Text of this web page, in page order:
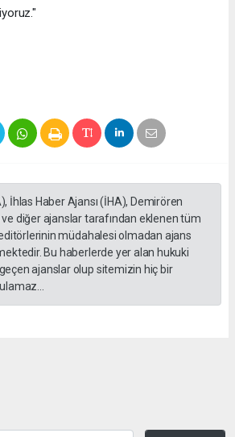
İhlas Haber Ajansı (İHA), Demirören
ve diğer ajanslar tarafından eklenen tüm
müdahalesi olmadan ajans
Bu haberlerde yer alan hukuki
ajanslar olup sitemizin hiç bir